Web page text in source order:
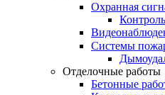
Охранная
Системы
Отделочные работы
Бетонные